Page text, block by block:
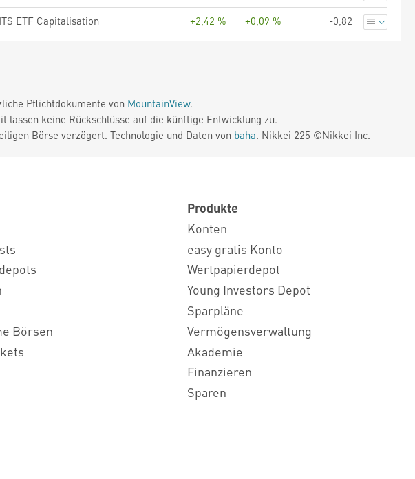
ETF Capitalisation +2,42 % +0,09 % -0,82
Pflichtdokumente von MountainView.
lassen keine Rückschlüsse auf die künftige Entwicklung zu.
Börse verzögert. Technologie und Daten von baha. Nikkei 225 ©Nikkei Inc.
Börsen
Produkte
Konten
easy gratis Konto
Wertpapierdepot
Young Investors Depot
Sparpläne
Vermögensverwaltung
Akademie
Finanzieren
Sparen